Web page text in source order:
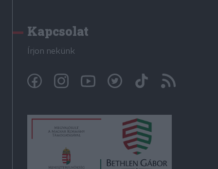
Kapcsolat
Írjon nekünk